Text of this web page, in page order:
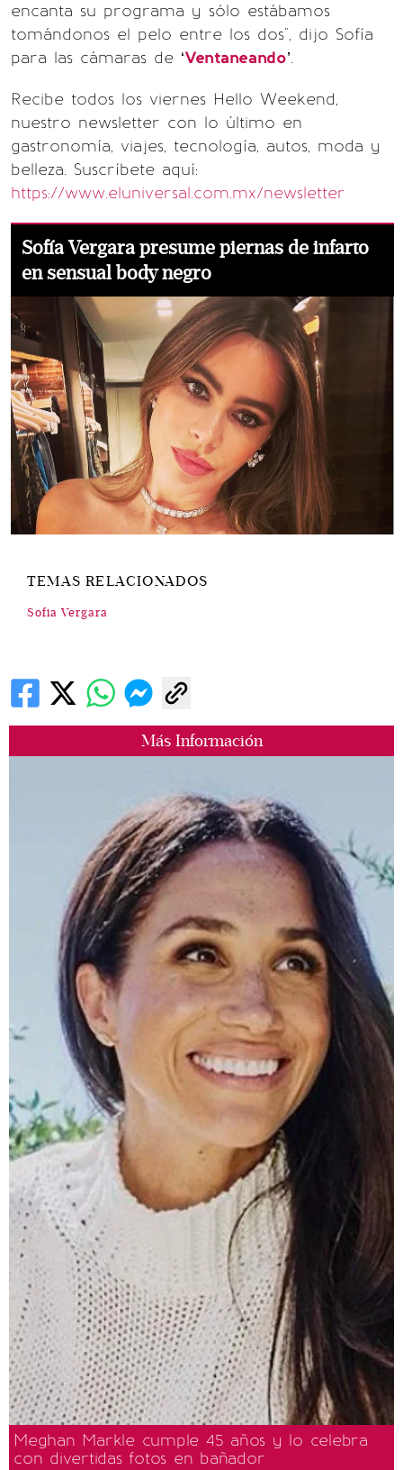
Más Información
Meghan Markle cumple 45 años y lo celebra
con divertidas fotos en bañador
encanta su programa y sólo estábamos
tomándonos el pelo entre los dos", dijo Sofía
para las cámaras de ‘Ventaneando’.
Recibe todos los viernes Hello Weekend,
nuestro newsletter con lo último en
gastronomía, viajes, tecnología, autos, moda y
belleza. Suscríbete aquí:
https://www.eluniversal.com.mx/newsletter
Sofía Vergara presume piernas de infarto
en sensual body negro
TEMAS RELACIONADOS
Sofia Vergara